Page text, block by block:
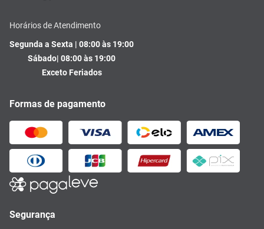
Horários de Atendimento
Segunda a Sexta | 08:00 às 19:00
Sábado| 08:00 às 19:00
Exceto Feriados
Formas de pagamento
Segurança